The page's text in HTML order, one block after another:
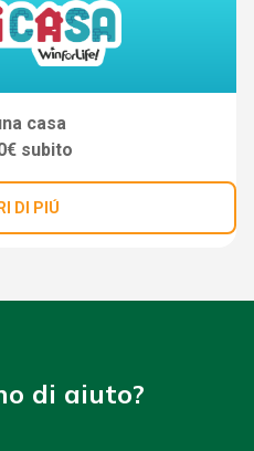
casa
subito
DI PIÚ
di aiuto?